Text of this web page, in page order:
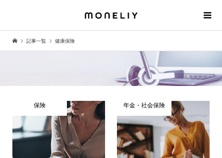
記事一覧 健康保険
保険 年金・社会保険